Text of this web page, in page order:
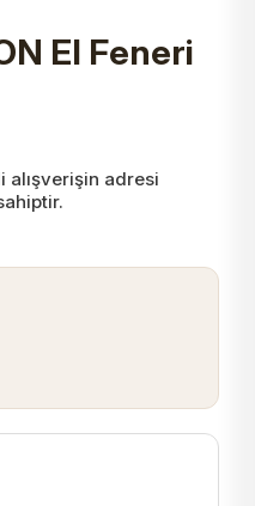
El Feneri
alışverişin adresi